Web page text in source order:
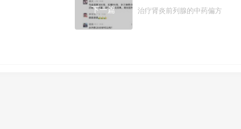
下一篇 治疗肾炎前列腺的中药偏方